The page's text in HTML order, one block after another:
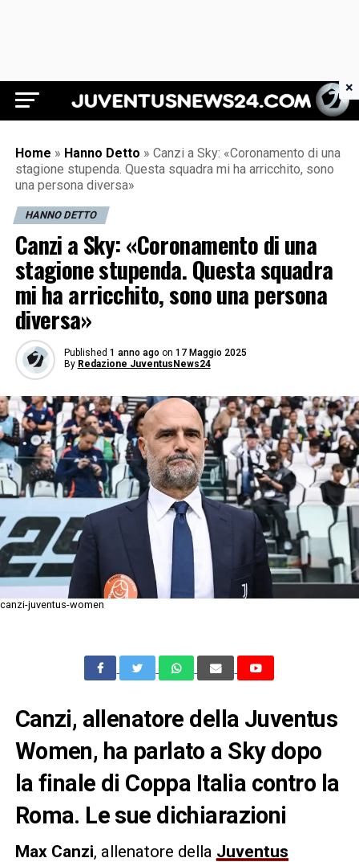
Juventus News 24
Home » Hanno Detto » Canzi a Sky: «Coronamento di una
stagione stupenda. Questa squadra mi ha arricchito, sono
una persona diversa»
HANNO DETTO
Canzi a Sky: «Coronamento di una
stagione stupenda. Questa squadra
mi ha arricchito, sono una persona
diversa»
Published 1 anno ago on 17 Maggio 2025
By Redazione JuventusNews24
canzi-juventus-women
Canzi, allenatore della Juventus
Women, ha parlato a Sky dopo
la finale di Coppa Italia contro la
Roma. Le sue dichiarazioni
Max Canzi, allenatore della Juventus
×